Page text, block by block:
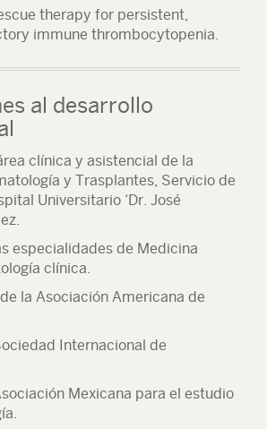
therapy for persistent,
immune thrombocytopenia.
al desarrollo
clínica y asistencial de la
y Trasplantes, Servicio de
Universitario ‘Dr. José
especialidades de Medicina
clínica.
la Asociación Americana de
Internacional de
Mexicana para el estudio